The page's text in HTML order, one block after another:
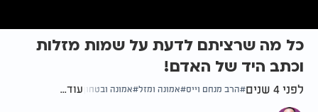
כל מה שרציתם לדעת על שמות מזלות
וכתב היד של האדם!
לפני 4 שנים הרב מנחם וייס אמונה ומזל אמונה ובטחון עוד...